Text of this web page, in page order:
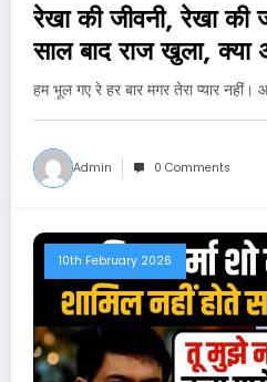
रेखा की जीवनी, रेखा की
साल बाद राज खुला, क्या
समलैंगिक हैं?..
हम भूल गए रे हर बार मगर तेरा प्यार नहीं।
Admin 0 Comments
10th February 2026